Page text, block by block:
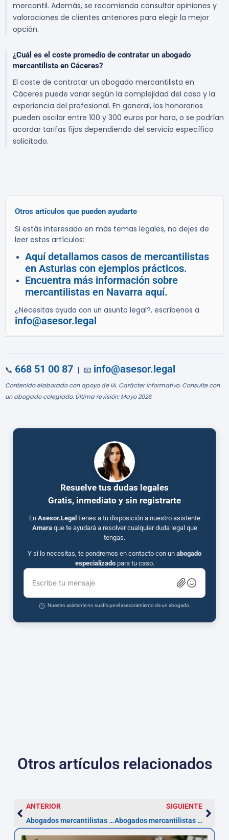
mercantil. Además, se recomienda consultar opiniones y
valoraciones de clientes anteriores para elegir la mejor
opción.
¿Cuál es el coste promedio de contratar un abogado
mercantilista en Cáceres?
El coste de contratar un abogado mercantilista en
Cáceres puede variar según la complejidad del caso y la
experiencia del profesional. En general, los honorarios
pueden oscilar entre 100 y 300 euros por hora, o se podrían
acordar tarifas fijas dependiendo del servicio específico
solicitado.
Otros artículos que pueden ayudarte
Si estás interesado en más temas legales, no dejes de
leer estos artículos:
Aquí detallamos casos de mercantilistas
en Asturias con ejemplos prácticos.
Encuentra más información sobre
mercantilistas en Navarra aquí.
¿Necesitas ayuda con un asunto legal?, escríbenos a
info@asesor.legal
📞 668 51 00 87 | 📧 info@asesor.legal
Contenido elaborado con apoyo de IA. Carácter informativo. Consulte con
un abogado colegiado. Última revisión: Mayo 2026.
Resuelve tus dudas legales
Gratis, inmediato y sin registrarte
En Asesor.Legal tienes a tu disposición a nuestro asistente
Amaraque te ayudará a resolver cualquier duda legal que
tengas.
Y si lo necesitas, te pondremos en contacto con un abogado
especializadopara tu caso.
Escribe tu mensaje
Nuestro asistente no sustituye el asesoramiento de un abogado.
Otros artículos relacionados
ANTERIOR
Abogados mercantilistas en Baleares: costes y plazos
SIGUIENTE
Abogados mercantilistas en Asturias: plazos y servicios clave